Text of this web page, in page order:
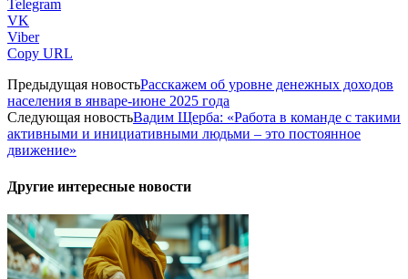
Telegram
VK
Viber
Copy URL
Предыдущая новостьРасскажем об уровне денежных доходов
населения в январе-июне 2025 года
Следующая новостьВадим Щерба: «Работа в команде с такими
активными и инициативными людьми – это постоянное
движение»
Другие интересные новости